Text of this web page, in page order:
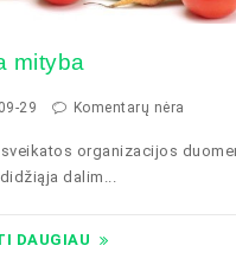
mityba
29 Komentarų nėra
organizacijos
dalim...
DAUGIAU